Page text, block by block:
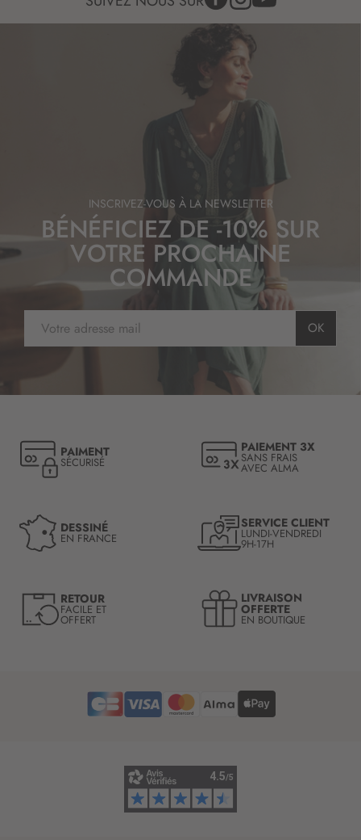
INSCRIVEZ-VOUS À LA NEWSLETTER
BÉNÉFICIEZ DE -10% SUR
VOTRE PROCHAINE
COMMANDE
s
i
o
n
o
e
OK
PAIMENT
SÉCURISÉ
PAIEMENT 3X
SANS FRAIS
AVEC ALMA
DESSINÉ
EN FRANCE
SERVICE CLIENT
LUNDI-VENDREDI
9H-17H
RETOUR
FACILE ET
OFFERT
LIVRAISON
OFFERTE
EN BOUTIQUE